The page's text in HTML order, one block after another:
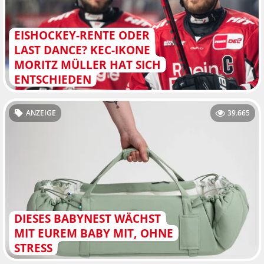
EISHOCKEY-RENTE ODER
LAST DANCE? KEC-IKONE
MORITZ MÜLLER HAT SICH
ENTSCHIEDEN
DIESES BABYNEST WÄCHST
MIT EUREM BABY MIT, OHNE
STRESS
ANZEIGE 39.665